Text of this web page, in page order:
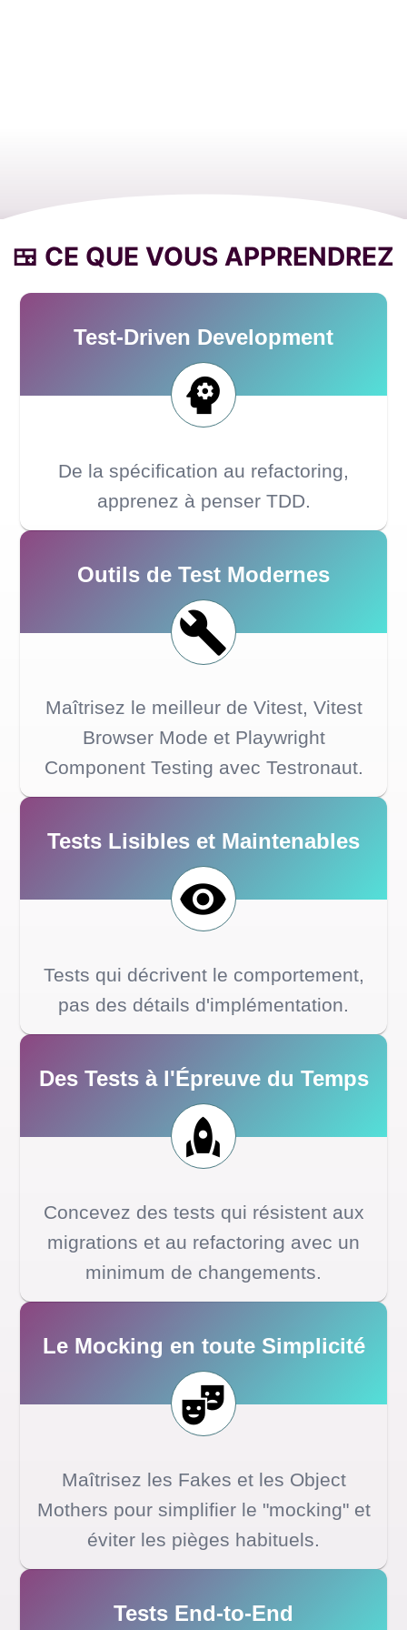
🍱 CE QUE VOUS APPRENDREZ
Test-Driven Development
De la spécification au refactoring,
apprenez à penser TDD.
Outils de Test Modernes
Maîtrisez le meilleur de Vitest, Vitest
Browser Mode et Playwright
Component Testing avec Testronaut.
Tests Lisibles et Maintenables
Tests qui décrivent le comportement,
pas des détails d'implémentation.
Des Tests à l'Épreuve du Temps
Concevez des tests qui résistent aux
migrations et au refactoring avec un
minimum de changements.
Le Mocking en toute Simplicité
Maîtrisez les Fakes et les Object
Mothers pour simplifier le "mocking" et
éviter les pièges habituels.
Tests End-to-End